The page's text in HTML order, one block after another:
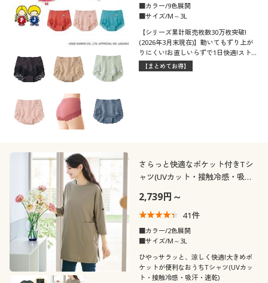
■カラー/9色展開
■サイズ/M～3L
【シリーズ累計販売枚数30万枚突破!
(2026年3月末現在)】動いてもずり上が
りにくい!お直しいらずで1日快適!ストレ
ッチレース仕様の定番ショーツ
【まとめてお得】
さらっと快適なポケット付きTシ
ャツ(UVカット・接触冷感・吸
2,739円～
41件
■カラー/2色展開
■サイズ/M～3L
ひやっサラッと、涼しく快適!大きめポ
ケットが便利なおうちTシャツ(UVカッ
ト・接触冷感・吸汗・速乾)